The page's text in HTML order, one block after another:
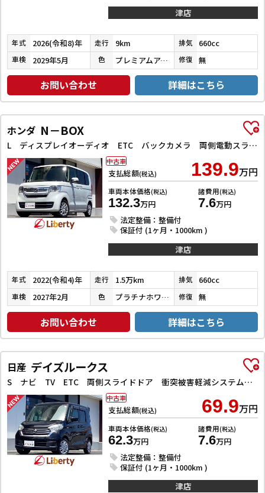
津店
年式 2026(令和8)年 走行 9km 排気 660cc
車検 2029年5月 色 プレミアムアイボリーパールⅡ 修復 無
お問い合わせ 詳細はこちら
ホンダ N－BOX
L ディスプレイオーディオ ETC バックカメラ 両側電動スライドドア クリアランスソナー クルーズコントロール レーンアシスト 衝突被害軽減システム オートライト スマートキー アイドリングストップ
支払総額(税込) 139.9万円
車両本体価格(税込)
132.3万円
諸費用(税込)
7.6万円
法定整備：整備付
保証付 (1ヶ月・1000km )
中古車
津店
年式 2022(令和4)年 走行 1.5万km 排気 660cc
車検 2027年2月 色 プラチナホワイトパール 修復 無
お問い合わせ 詳細はこちら
日産 デイズルークス
S ナビ TV ETC 両側スライドドア 衝突被害軽減システム キーレスエントリー アイドリングストップ 電動格納ミラー CVT ESC CD USB ミュージックプレイヤー接続可
支払総額(税込) 69.9万円
車両本体価格(税込)
62.3万円
諸費用(税込)
7.6万円
法定整備：整備付
保証付 (1ヶ月・1000km )
中古車
津店